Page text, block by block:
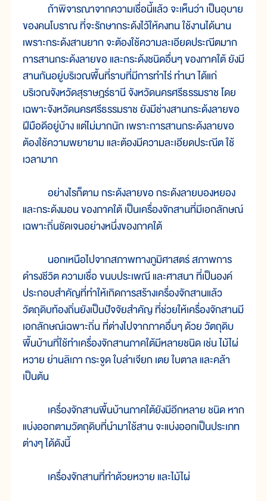
ถ้าพิจารณาจากความเชื่อนี้แล้ว จะเห็นว่า เป็นอุบาย
ของคนโบราณ ที่จะรักษากระด้งไว้ให้คงทน ใช้งานได้นาน
เพราะกระด้งสานยาก จะต้องใช้ความละเอียดประณีตมาก
การสานกระด้งลายขอ และกระด้งชนิดอื่นๆ ของภาคใต้ ยังมี
สานกันอยู่บริเวณพื้นที่ราบที่มีการทำไร่ ทำนา ได้แก่
บริเวณจังหวัดสุราษฎร์ธานี จังหวัดนครศรีธรรมราช โดย
เฉพาะจังหวัดนครศรีธรรมราช ยังมีช่างสานกระด้งลายขอ
ฝีมือดีอยู่บ้าง แต่ไม่มากนัก เพราะการสานกระด้งลายขอ
ต้องใช้ความพยายาม และต้องมีความละเอียดประณีต ใช้
เวลามาก
อย่างไรก็ตาม กระด้งลายขอ กระด้งลายบองหยอง
และกระด้งมอน ของภาคใต้ เป็นเครื่องจักสานที่มีเอกลักษณ์
เฉพาะถิ่นชัดเจนอย่างหนึ่งของภาคใต้
นอกเหนือไปจากสภาพทางภูมิศาสตร์ สภาพการ
ดำรงชีวิต ความเชื่อ ขนบประเพณี และศาสนา ที่เป็นองค์
ประกอบสำคัญที่ทำให้เกิดการสร้างเครื่องจักสานแล้ว
วัตถุดิบท้องถิ่นยังเป็นปัจจัยสำคัญ ที่ช่วยให้เครื่องจักสานมี
เอกลักษณ์เฉพาะถิ่น ที่ต่างไปจากภาคอื่นๆ ด้วย วัตถุดิบ
พื้นบ้านที่ใช้ทำเครื่องจักสานภาคใต้มีหลายชนิด เช่น ไม้ไผ่
หวาย ย่านลิเภา กระจูด ใบลำเจียก เตย ใบตาล และคล้า
เป็นต้น
เครื่องจักสานพื้นบ้านภาคใต้ยังมีอีกหลาย ชนิด หาก
แบ่งออกตามวัตถุดิบที่นำมาใช้สาน จะแบ่งออกเป็นประเภท
ต่างๆ ได้ดังนี้
เครื่องจักสานที่ทำด้วยหวาย และไม้ไผ่